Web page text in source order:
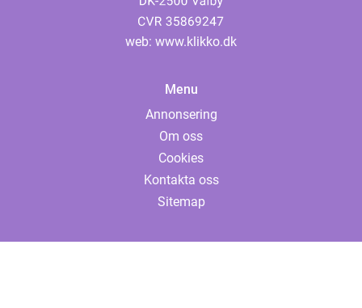
web: www.klikko.dk
Menu
Annonsering
Om oss
Cookies
Kontakta oss
Sitemap